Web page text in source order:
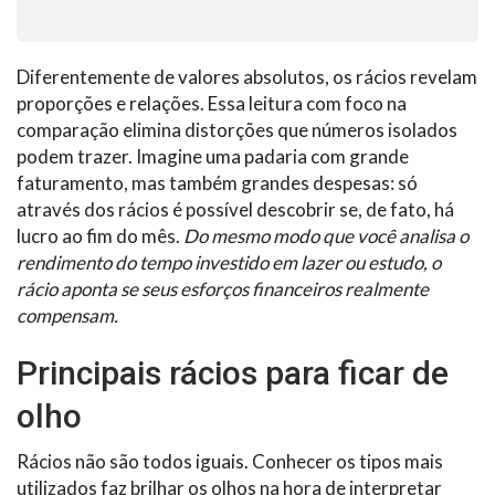
Diferentemente de valores absolutos, os rácios revelam
proporções e relações. Essa leitura com foco na
comparação elimina distorções que números isolados
podem trazer. Imagine uma padaria com grande
faturamento, mas também grandes despesas: só
através dos rácios é possível descobrir se, de fato, há
lucro ao fim do mês. Do mesmo modo que você analisa o
rendimento do tempo investido em lazer ou estudo, o
rácio aponta se seus esforços financeiros realmente
compensam.
Principais rácios para ficar de
olho
Rácios não são todos iguais. Conhecer os tipos mais
utilizados faz brilhar os olhos na hora de interpretar